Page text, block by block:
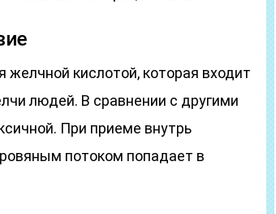
желчной кислотой, которая входит
людей. В сравнении с другими
При приеме внутрь
потоком попадает в